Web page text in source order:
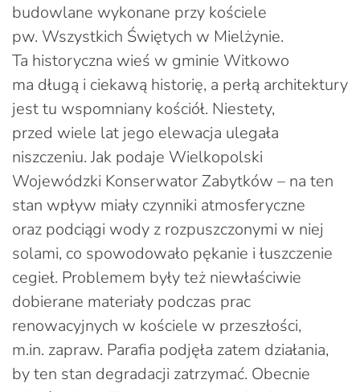
budowlane wykonane przy kościele
pw. Wszystkich Świętych w Mielżynie.
Ta historyczna wieś w gminie Witkowo
ma długą i ciekawą historię, a perłą architektury
jest tu wspomniany kościół. Niestety,
przed wiele lat jego elewacja ulegała
niszczeniu. Jak podaje Wielkopolski
Wojewódzki Konserwator Zabytków – na ten
stan wpływ miały czynniki atmosferyczne
oraz podciągi wody z rozpuszczonymi w niej
solami, co spowodowało pękanie i łuszczenie
cegieł. Problemem były też niewłaściwie
dobierane materiały podczas prac
renowacyjnych w kościele w przeszłości,
m.in. zapraw. Parafia podjęła zatem działania,
by ten stan degradacji zatrzymać. Obecnie